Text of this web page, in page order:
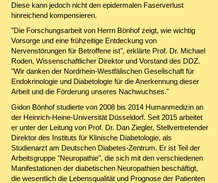
Diese kann jedoch nicht den epidermalen Faserverlust
hinreichend kompensieren.
"Die Forschungsarbeit von Herrn Bönhof zeigt, wie wichtig
Vorsorge und eine frühzeitige Entdeckung von
Nervenstörungen für Betroffene ist", erklärte Prof. Dr. Michael
Roden, Wissenschaftlicher Direktor und Vorstand des DDZ.
"Wir danken der Nordrhein-Westfälischen Gesellschaft für
Endokrinologie und Diabetologie für die Anerkennung dieser
Arbeit und die Förderung unseres Nachwuchses."
Gidon Bönhof studierte von 2008 bis 2014 Humanmedizin an
der Heinrich-Heine-Universität Düsseldorf. Seit 2015 arbeitet
er unter der Leitung von Prof. Dr. Dan Ziegler, Stellvertretender
Direktor des Instituts für Klinische Diabetologie, als
Studienarzt am Deutschen Diabetes-Zentrum. Er ist Teil der
Arbeitsgruppe "Neuropathie", die sich mit den verschiedenen
Manifestationen der diabetischen Neuropathien beschäftigt,
die wesentlich die Lebensqualität und Prognose der Patienten